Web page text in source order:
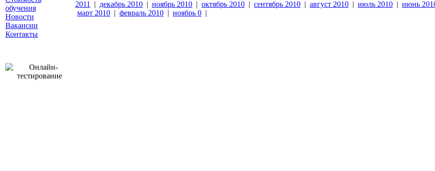
обучения
Новости
Вакансии
Контакты
2011
| декабрь 2010 | ноябрь 2010 | октябрь 2010 | сентябрь 2010 | август 2010 | июль 2010 | июнь
март 2010 | февраль 2010 | ноябрь 0 |